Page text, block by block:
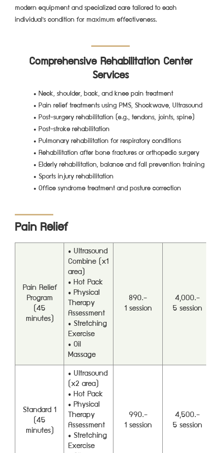
modern equipment and specialized care tailored to each
individual's condition for maximum effectiveness.
Comprehensive Rehabilitation Center
Services
Neck, shoulder, back, and knee pain treatment
Pain relief treatments using PMS, Shockwave, Ultrasound
Post-surgery rehabilitation (e.g., tendons, joints, spine)
Post-stroke rehabilitation
Pulmonary rehabilitation for respiratory conditions
Rehabilitation after bone fractures or orthopedic surgery
Elderly rehabilitation, balance and fall prevention training
Sports injury rehabilitation
Office syndrome treatment and posture correction
Pain Relief
Pain Relief
Program
(45
minutes)
• Ultrasound
Combine (x1
area)
• Hot Pack
• Physical
Therapy
Assessment
• Stretching
Exercise
• Oil
Massage
890.-
1 session
4,000.-
5 session
Standard 1
(45
minutes)
• Ultrasound
(x2 area)
• Hot Pack
• Physical
Therapy
Assessment
• Stretching
Exercise
990.-
1 session
4,500.-
5 session